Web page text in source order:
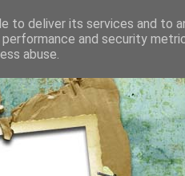
to deliver its services and to
and security
abuse.